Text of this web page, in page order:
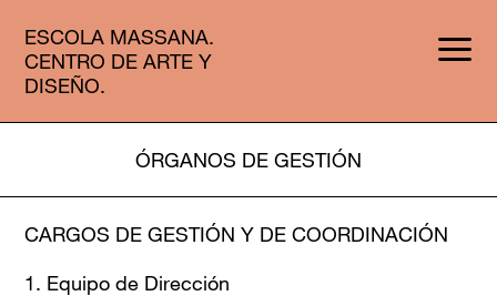
ESCOLA MASSANA.
CENTRO DE ARTE Y
DISEÑO.
ÓRGANOS DE GESTIÓN
CARGOS DE GESTIÓN Y DE COORDINACIÓN
1. Equipo de Dirección